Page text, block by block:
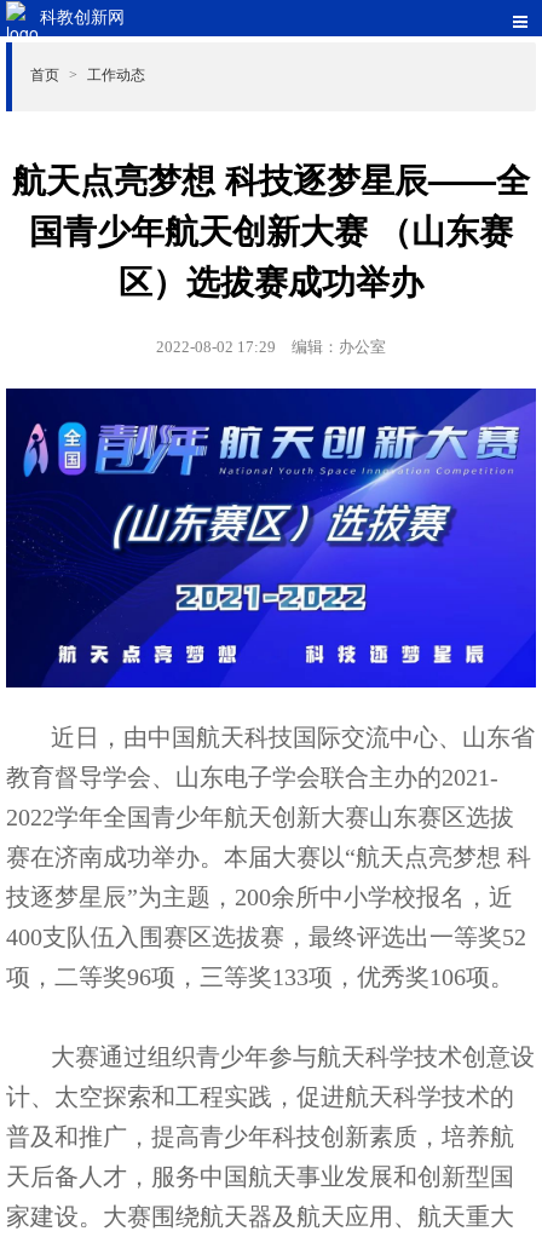
科教创新网
首页 > 工作动态
航天点亮梦想 科技逐梦星辰——全
国青少年航天创新大赛 （山东赛
区）选拔赛成功举办
2022-08-02 17:29 编辑：办公室
近日，由中国航天科技国际交流中心、山东省
教育督导学会、山东电子学会联合主办的2021-
2022学年全国青少年航天创新大赛山东赛区选拔
赛在济南成功举办。本届大赛以“航天点亮梦想 科
技逐梦星辰”为主题，200余所中小学校报名，近
400支队伍入围赛区选拔赛，最终评选出一等奖52
项，二等奖96项，三等奖133项，优秀奖106项。
大赛通过组织青少年参与航天科学技术创意设
计、太空探索和工程实践，促进航天科学技术的
普及和推广，提高青少年科技创新素质，培养航
天后备人才，服务中国航天事业发展和创新型国
家建设。大赛围绕航天器及航天应用、航天重大